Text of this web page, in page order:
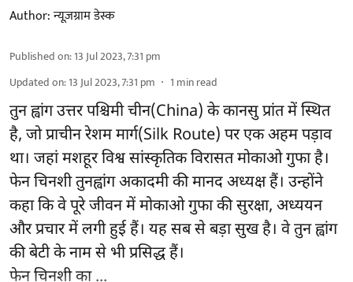
Author:न्यूज़ग्राम डेस्क
Published on:13 Jul 2023, 7:31 pm
Updated on:13 Jul 2023, 7:31 pm 1 min read
तुन ह्वांग उत्तर पश्चिमी चीन(China) के कानसु प्रांत में स्थित
है, जो प्राचीन रेशम मार्ग(Silk Route) पर एक अहम पड़ाव
था। जहां मशहूर विश्व सांस्कृतिक विरासत मोकाओ गुफा है।
फेन चिनशी तुनह्वांग अकादमी की मानद अध्यक्ष हैं। उन्होंने
कहा कि वे पूरे जीवन में मोकाओ गुफा की सुरक्षा, अध्ययन
और प्रचार में लगी हुई हैं। यह सब से बड़ा सुख है। वे तुन ह्वांग
की बेटी के नाम से भी प्रसिद्ध हैं।
फेन चिनशी का ...